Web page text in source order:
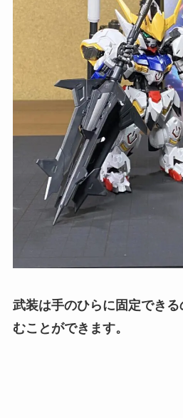
武装は手のひらに固定でき
むことができます。